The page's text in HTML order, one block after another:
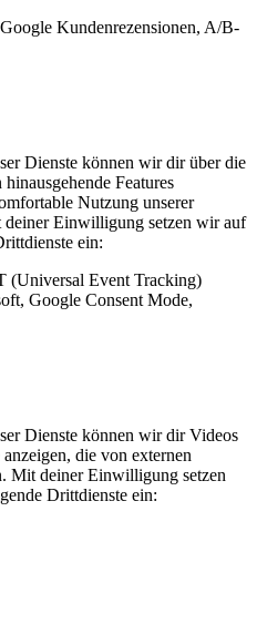
Kundenrezensionen, A/B-
Dienste können wir dir über die
Features
Nutzung unserer
deiner Einwilligung setzen wir auf
ein:
(Universal Event Tracking)
Google Consent Mode,
Dienste können wir dir Videos
die von externen
Mit deiner Einwilligung setzen
Drittdienste ein: